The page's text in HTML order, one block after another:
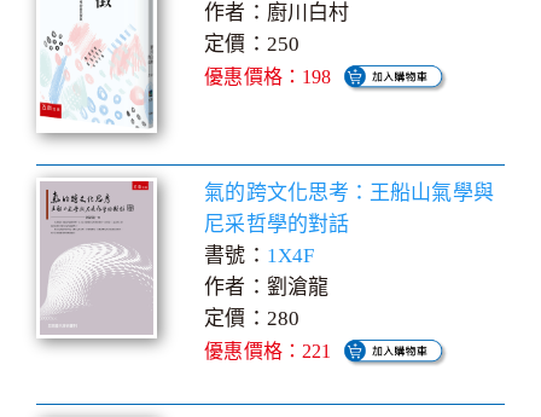
作者：廚川白村
定價：250
優惠價格：198
氣的跨文化思考：王船山氣學與
尼采哲學的對話
書號： 1X4F
作者：劉滄龍
定價：280
優惠價格：221